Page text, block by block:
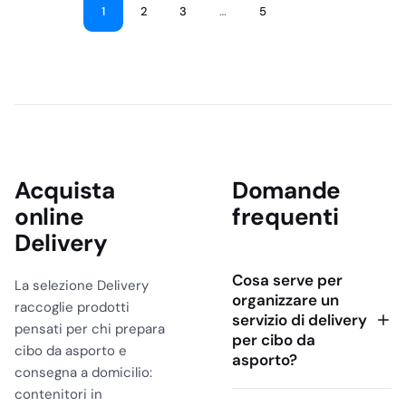
1 2 3 … 5
Acquista
online
Delivery
La selezione Delivery
raccoglie prodotti
pensati per chi prepara
cibo da asporto e
consegna a domicilio:
contenitori in
Domande
frequenti
Cosa serve per
organizzare un
servizio di delivery
per cibo da
asporto?